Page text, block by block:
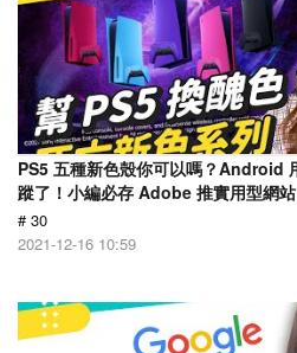
PS5 五種新色殼你可以嗎？Android
蹤了！小編必存 Adobe 推實用型網
# 30
2021-12-16 10:59